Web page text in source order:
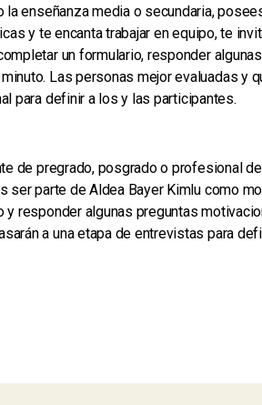
enseñanza media o secundaria,
y te encanta trabajar en equipo, te
un formulario, responder
Las personas mejor evaluadas y
para definir a los y las participantes.
de pregrado, posgrado o profesional
ser parte de Aldea Bayer Kimlu como
responder algunas preguntas
a una etapa de entrevistas para